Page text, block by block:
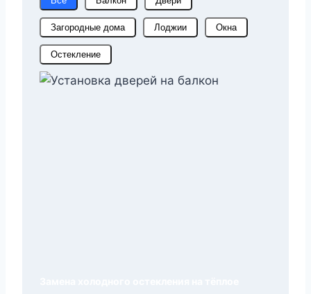
Загородные дома Лоджии Окна
Остекление